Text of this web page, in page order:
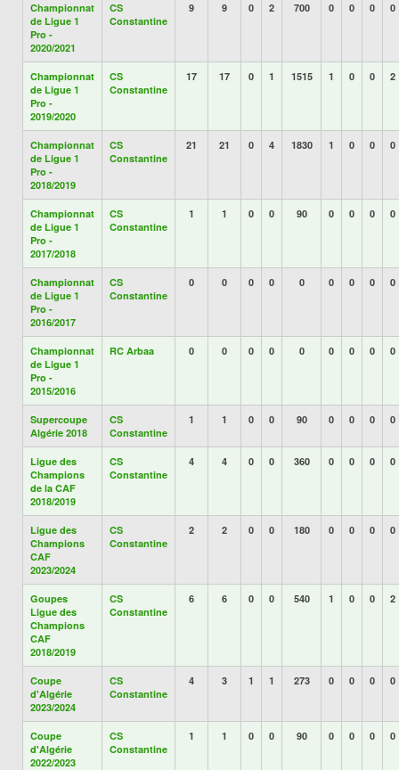
Championnat
de Ligue 1
Pro -
2020/2021
CS
Constantine
9 9 0 2 700 0 0 0 0
Championnat
de Ligue 1
Pro -
2019/2020
CS
Constantine
17 17 0 1 1515 1 0 0 2
Championnat
de Ligue 1
Pro -
2018/2019
CS
Constantine
21 21 0 4 1830 1 0 0 0
Championnat
de Ligue 1
Pro -
2017/2018
CS
Constantine
1 1 0 0 90 0 0 0 0
Championnat
de Ligue 1
Pro -
2016/2017
CS
Constantine
0 0 0 0 0 0 0 0 0
Championnat
de Ligue 1
Pro -
2015/2016
RC Arbaa 0 0 0 0 0 0 0 0 0
Supercoupe
Algérie 2018
CS
Constantine
1 1 0 0 90 0 0 0 0
Ligue des
Champions
de la CAF
2018/2019
CS
Constantine
4 4 0 0 360 0 0 0 0
Ligue des
Champions
CAF
2023/2024
CS
Constantine
2 2 0 0 180 0 0 0 0
Goupes
Ligue des
Champions
CAF
2018/2019
CS
Constantine
6 6 0 0 540 1 0 0 2
Coupe
d'Algérie
2023/2024
CS
Constantine
4 3 1 1 273 0 0 0 0
Coupe
d'Algérie
2022/2023
CS
Constantine
1 1 0 0 90 0 0 0 0